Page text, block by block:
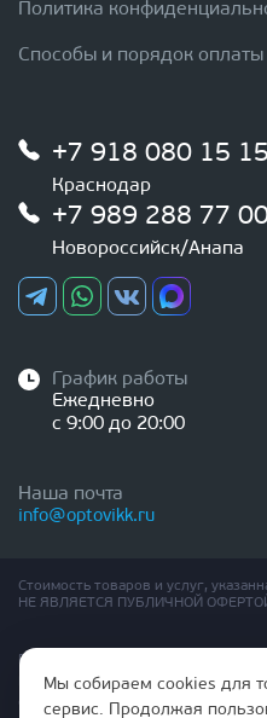
Политика
Способы и порядок оплаты
+7 918 080 15 15
Краснодар
+7 989 288 77
Новороссийск/Анапа
График работы
Ежедневно
с 9:00 до 20:00
Наша почта
info@optovikk.ru
Стоимость товаров и услуг,
НЕ ЯВЛЯЕТСЯ ПУБЛИЧНОЙ
Правила эксплутации входных и
Политика обработки персональных
Согласие на обработку
Мы собираем cookies для
сервис. Продолжая